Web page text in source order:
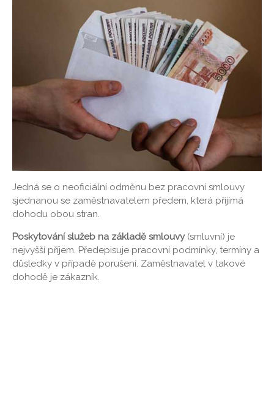
Jedná se o neoficiální odměnu bez pracovní smlouvy
sjednanou se zaměstnavatelem předem, která přijímá
dohodu obou stran.
Poskytování služeb na základě smlouvy(smluvní) je
nejvyšší příjem. Předepisuje pracovní podmínky, termíny a
důsledky v případě porušení. Zaměstnavatel v takové
dohodě je zákazník.